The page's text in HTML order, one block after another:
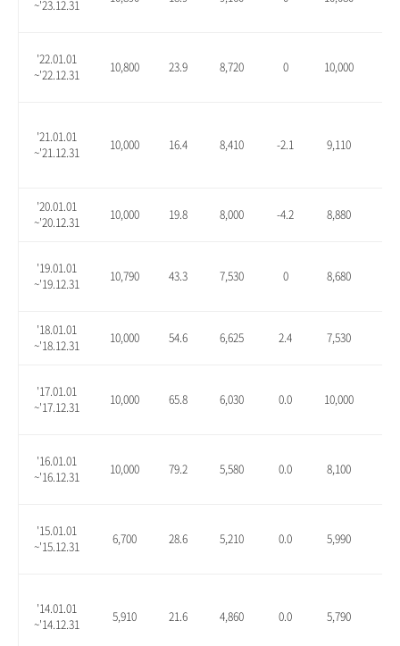
~'23.12.31
'22.01.01
~'22.12.31
10,800 23.9 8,720 0 10,000
'21.01.01
~'21.12.31
10,000 16.4 8,410 -2.1 9,110
'20.01.01
~'20.12.31
10,000 19.8 8,000 -4.2 8,880
'19.01.01
~'19.12.31
10,790 43.3 7,530 0 8,680
'18.01.01
~'18.12.31
10,000 54.6 6,625 2.4 7,530
'17.01.01
~'17.12.31
10,000 65.8 6,030 0.0 10,000
'16.01.01
~'16.12.31
10,000 79.2 5,580 0.0 8,100
'15.01.01
~'15.12.31
6,700 28.6 5,210 0.0 5,990
'14.01.01
~'14.12.31
5,910 21.6 4,860 0.0 5,790